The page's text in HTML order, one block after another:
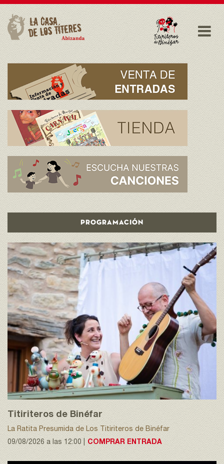
PROGRAMACIÓN
Titiriteros de Binéfar
La Ratita Presumida de Los Titiriteros de Binéfar
09/08/2026 a las 12:00 |
COMPRAR ENTRADA